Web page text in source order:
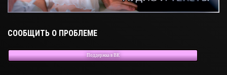
СООБЩИТЬ О ПРОБЛЕМЕ
Поддержка в ВК